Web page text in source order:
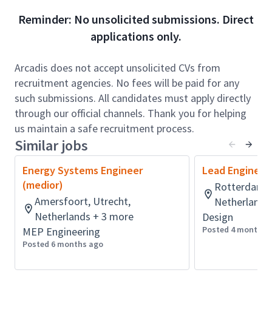
oplossingen. Je beweegt je continu tussen
verschillende stakeholders, zoals opdrachtgevers,
ontwerpteams, aannemers en leveranciers, waarbij
heldere communicatie en samenwerking
vanzelfsprekend zijn.
Bij Arcadis betekent deze rol meer dan alleen
bouwkundige expertise. In industriële projecten ben
jij in de lead voor de volledige CSA-scope van het
project (Civil, Structural & Architectural). Jij bewaakt
én versterkt de samenhang tussen deze disciplines,
zodat ze optimaal samenwerken en bijdragen aan
het succes van het project. Dit vraagt om inzicht,
flexibiliteit en het vermogen om het totaalplaatje te
bewaken, zodat alle disciplines samenkomen in een
integraal en succesvol projectresultaat.
verbinding zoekt tussen kantoor en bouwplaats. Je
Reminder: No unsolicited submissions. Direct
applications only.
Arcadis does not accept unsolicited CVs from
recruitment agencies. No fees will be paid for any
such submissions. All candidates must apply directly
through our official channels. Thank you for helping
us maintain a safe recruitment process.
Similar jobs
Energy Systems Engineer
(medior)
Amersfoort, Utrecht,
Netherlands + 3 more
MEP Engineering
Posted 6 months ago
Lead Engineer
Rotterdam,
Design
Posted 4 months